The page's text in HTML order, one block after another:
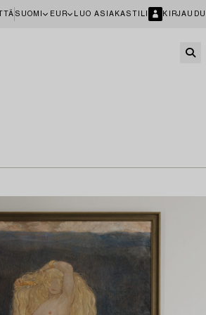
SUOMI EUR LUO ASIAKASTILI KIRJAUDU